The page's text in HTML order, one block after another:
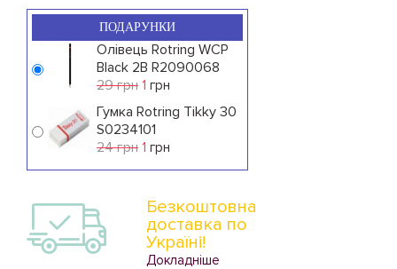
ПОДАРУНКИ
Олівець Rotring WCP
Black 2B R2090068
29 грн 1 грн
Гумка Rotring Tikky 30
S0234101
24 грн 1 грн
Безкоштовна
доставка по
Україні!
Докладніше